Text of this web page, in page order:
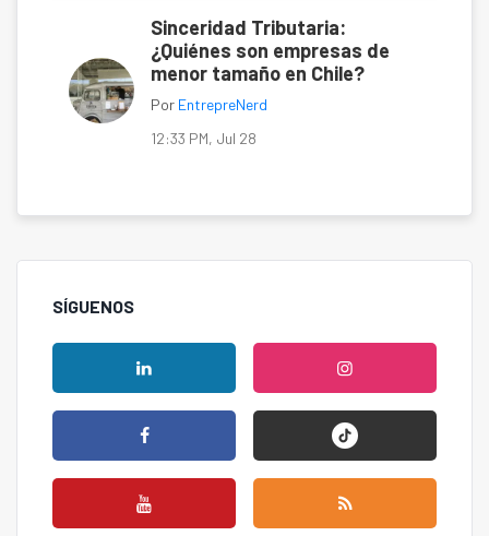
Sinceridad Tributaria:
¿Quiénes son empresas de
menor tamaño en Chile?
Por EntrepreNerd
12:33 PM, Jul 28
SÍGUENOS